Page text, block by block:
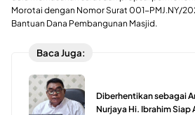
Morotai dengan Nomor Surat 001-PMJ.NY/
Bantuan Dana Pembangunan Masjid.
Baca Juga:
Diberhentikan sebagai
Nurjaya Hi. Ibrahim Siap